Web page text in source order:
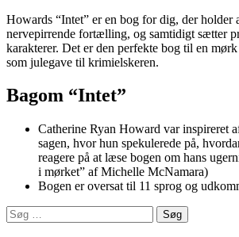
Howards “Intet” er en bog for dig, der holder
nervepirrende fortælling, og samtidigt sætter
karakterer. Det er den perfekte bog til en
som julegave til krimielskeren.
Bagom “Intet”
Catherine Ryan Howard var inspireret
sagen, hvor hun spekulerede på,
reagere på at læse bogen om hans
i mørket” af Michelle McNamara)
Bogen er oversat til 11 sprog og
Søg
efter: